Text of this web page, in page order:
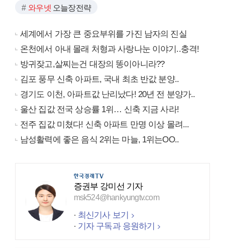
와우넷 오늘장전략
세계에서 가장 큰 중요부위를 가진 남자의 진실
온천에서 아내 몰래 처형과 사랑나눈 이야기..충격!
방귀잦고,살찌는건 대장의 똥이아니라??
김포 풍무 신축 아파트, 국내 최초 반값 분양..
경기도 이천, 아파트값 난리났다! 20년 전 분양가..
울산 집값 전국 상승률 1위… 신축 지금 사라!
전주 집값 미쳤다! 신축 아파트 만명 이상 몰려...
남성활력에 좋은 음식 2위는 마늘, 1위는OO..
증권부 강미선 기자
msk524@hankyungtv.com
최신기사 보기
기자 구독과 응원하기